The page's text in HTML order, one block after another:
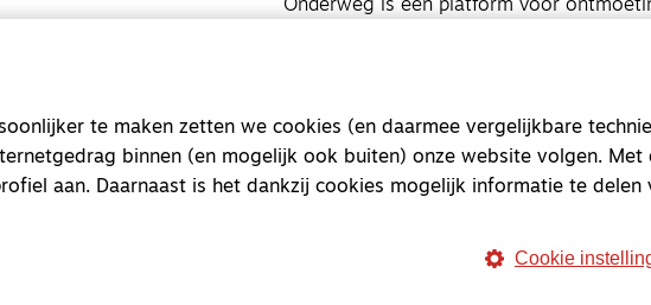
Onderweg is een platform voor
Kvk-nummer 33277063
NL46 INGB 0117 5827 86
te maken zetten we cookies (en daarmee vergelijkbare
binnen (en mogelijk ook buiten) onze website volgen.
aan. Daarnaast is het dankzij cookies mogelijk informatie te delen
Cookie